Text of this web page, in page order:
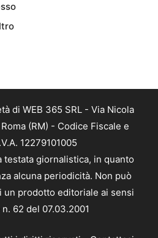
di WEB 365 SRL - Via Nicola
(RM) - Codice Fiscale e
12279101005
testata giornalistica, in quanto
alcuna periodicità. Non può
prodotto editoriale ai sensi
62 del 07.03.2001